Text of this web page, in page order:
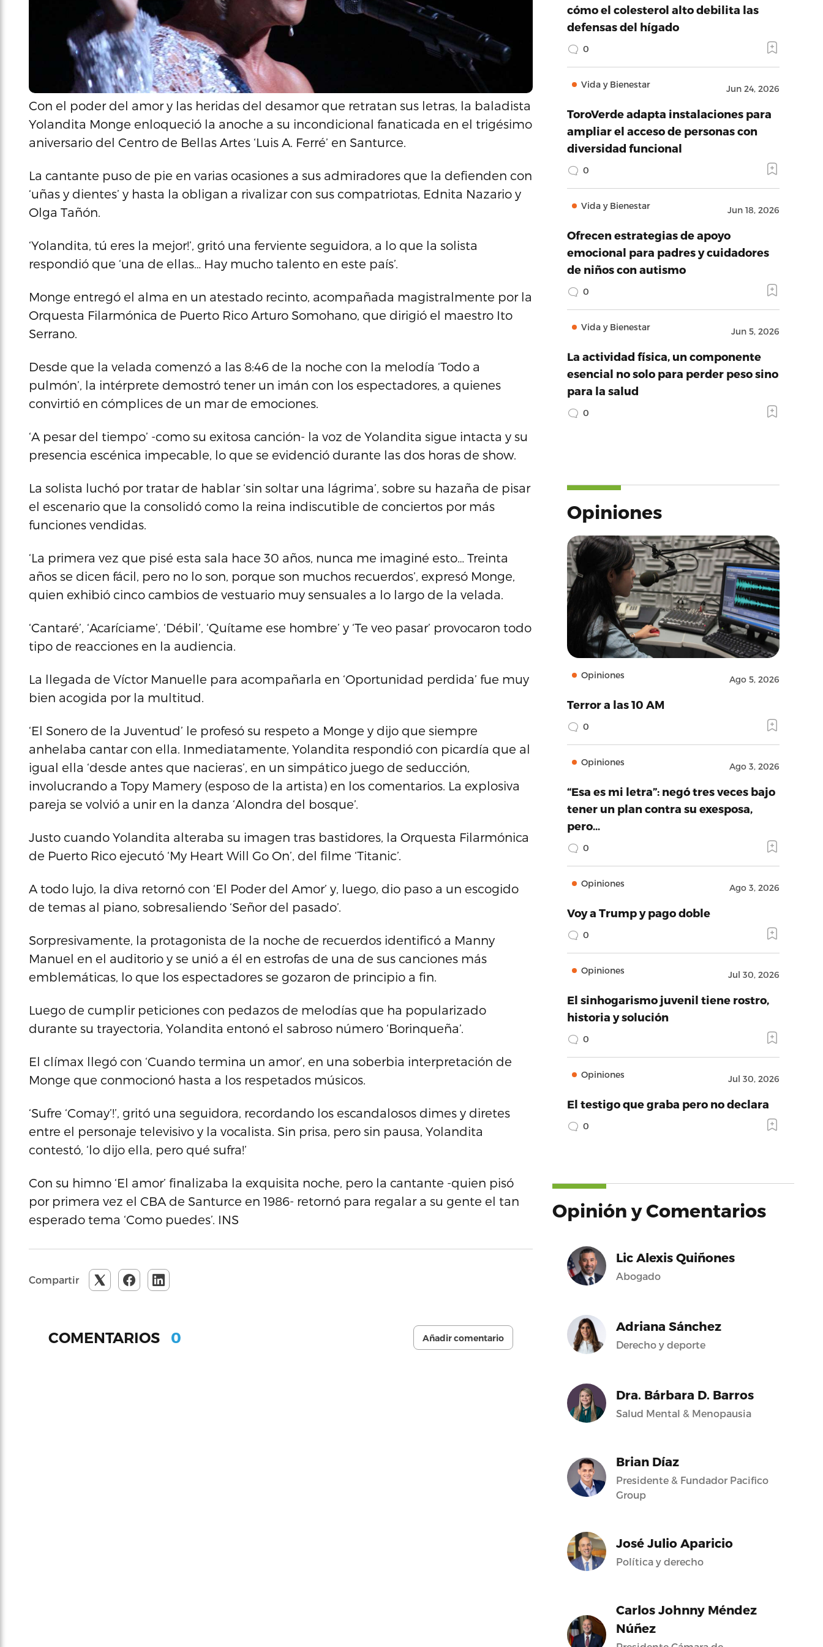
Con el poder del amor y las heridas del desamor que retratan sus letras, la baladista
Yolandita Monge enloqueció la anoche a su incondicional fanaticada en el trigésimo
aniversario del Centro de Bellas Artes ‘Luis A. Ferré’ en Santurce.
La cantante puso de pie en varias ocasiones a sus admiradores que la defienden con
‘uñas y dientes’ y hasta la obligan a rivalizar con sus compatriotas, Ednita Nazario y
Olga Tañón.
‘Yolandita, tú eres la mejor!’, gritó una ferviente seguidora, a lo que la solista
respondió que ‘una de ellas… Hay mucho talento en este país’.
Monge entregó el alma en un atestado recinto, acompañada magistralmente por la
Orquesta Filarmónica de Puerto Rico Arturo Somohano, que dirigió el maestro Ito
Serrano.
Desde que la velada comenzó a las 8:46 de la noche con la melodía ‘Todo a
pulmón’, la intérprete demostró tener un imán con los espectadores, a quienes
convirtió en cómplices de un mar de emociones.
‘A pesar del tiempo’ -como su exitosa canción- la voz de Yolandita sigue intacta y su
presencia escénica impecable, lo que se evidenció durante las dos horas de show.
La solista luchó por tratar de hablar ‘sin soltar una lágrima’, sobre su hazaña de pisar
el escenario que la consolidó como la reina indiscutible de conciertos por más
funciones vendidas.
‘La primera vez que pisé esta sala hace 30 años, nunca me imaginé esto… Treinta
años se dicen fácil, pero no lo son, porque son muchos recuerdos’, expresó Monge,
quien exhibió cinco cambios de vestuario muy sensuales a lo largo de la velada.
‘Cantaré’, ‘Acaríciame’, ‘Débil’, ‘Quítame ese hombre’ y ‘Te veo pasar’ provocaron todo
tipo de reacciones en la audiencia.
La llegada de Víctor Manuelle para acompañarla en ‘Oportunidad perdida’ fue muy
bien acogida por la multitud.
‘El Sonero de la Juventud’ le profesó su respeto a Monge y dijo que siempre
anhelaba cantar con ella. Inmediatamente, Yolandita respondió con picardía que al
igual ella ‘desde antes que nacieras’, en un simpático juego de seducción,
involucrando a Topy Mamery (esposo de la artista) en los comentarios. La explosiva
pareja se volvió a unir en la danza ‘Alondra del bosque’.
Justo cuando Yolandita alteraba su imagen tras bastidores, la Orquesta Filarmónica
de Puerto Rico ejecutó ‘My Heart Will Go On’, del filme ‘Titanic’.
A todo lujo, la diva retornó con ‘El Poder del Amor’ y, luego, dio paso a un escogido
de temas al piano, sobresaliendo ‘Señor del pasado’.
Sorpresivamente, la protagonista de la noche de recuerdos identificó a Manny
Manuel en el auditorio y se unió a él en estrofas de una de sus canciones más
emblemáticas, lo que los espectadores se gozaron de principio a fin.
Luego de cumplir peticiones con pedazos de melodías que ha popularizado
durante su trayectoria, Yolandita entonó el sabroso número ‘Borinqueña’.
El clímax llegó con ‘Cuando termina un amor’, en una soberbia interpretación de
Monge que conmocionó hasta a los respetados músicos.
‘Sufre ‘Comay’!’, gritó una seguidora, recordando los escandalosos dimes y diretes
entre el personaje televisivo y la vocalista. Sin prisa, pero sin pausa, Yolandita
contestó, ‘lo dijo ella, pero qué sufra!’
Con su himno ‘El amor’ finalizaba la exquisita noche, pero la cantante -quien pisó
por primera vez el CBA de Santurce en 1986- retornó para regalar a su gente el tan
esperado tema ‘Como puedes’. INS
Compartir
COMENTARIOS 0 Añadir comentario
cómo el colesterol alto debilita las
defensas del hígado
0
Vida y Bienestar Jun 24, 2026
ToroVerde adapta instalaciones para
ampliar el acceso de personas con
diversidad funcional
0
Vida y Bienestar Jun 18, 2026
Ofrecen estrategias de apoyo
emocional para padres y cuidadores
de niños con autismo
0
Vida y Bienestar Jun 5, 2026
La actividad física, un componente
esencial no solo para perder peso sino
para la salud
0
Opiniones
Opiniones Ago 5, 2026
Terror a las 10 AM
0
Opiniones Ago 3, 2026
“Esa es mi letra”: negó tres veces bajo
tener un plan contra su exesposa,
pero…
0
Opiniones Ago 3, 2026
Voy a Trump y pago doble
0
Opiniones Jul 30, 2026
El sinhogarismo juvenil tiene rostro,
historia y solución
0
Opiniones Jul 30, 2026
El testigo que graba pero no declara
0
Opinión y Comentarios
Lic Alexis Quiñones
Abogado
Adriana Sánchez
Derecho y deporte
Dra. Bárbara D. Barros
Salud Mental & Menopausia
Brian Díaz
Presidente & Fundador Pacifico
Group
José Julio Aparicio
Política y derecho
Carlos Johnny Méndez
Núñez